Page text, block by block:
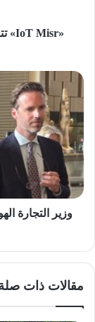
الأشياء
وزير
التجارة
الهولندي
يطّلع
على
ابتكارات
«سيجنيفاي»
داخل
المتحف
المصري
وزير التجارة
مقالات ذات